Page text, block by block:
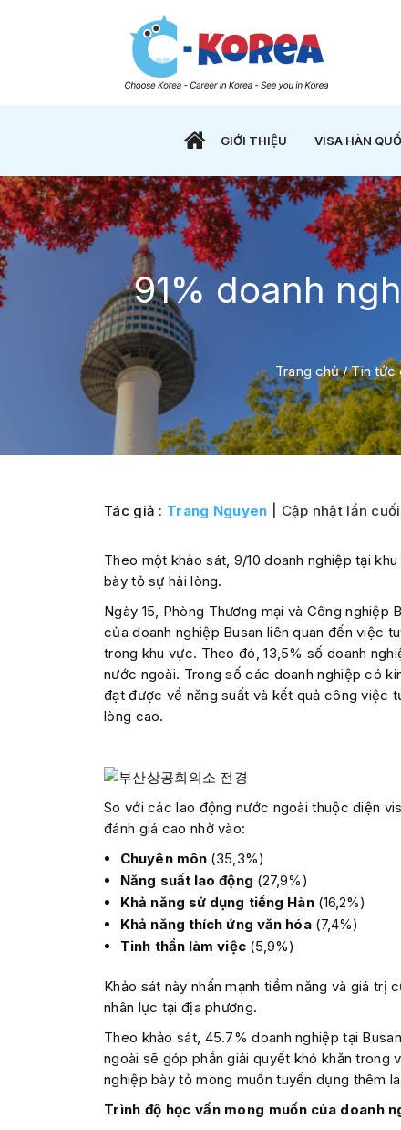
GIỚI THIỆU VISA HÀN
91% doanh
Trang chủ/Tin tức
Tác giả : Trang Nguyen | Cập nhật lần
Theo một khảo sát, 9/10 doanh nghiệp tại
bày tỏ sự hài lòng.
Ngày 15, Phòng Thương mại và Công
của doanh nghiệp Busan liên quan đến việc
trong khu vực. Theo đó, 13,5% số doanh
nước ngoài. Trong số các doanh nghiệp có
đạt được về năng suất và kết quả công việc
lòng cao.
So với các lao động nước ngoài thuộc diện
đánh giá cao nhờ vào:
Chuyên môn (35,3%)
Năng suất lao động (27,9%)
Khả năng sử dụng tiếng Hàn(16,2%)
Khả năng thích ứng văn hóa(7,4%)
Tinh thần làm việc(5,9%)
Khảo sát này nhấn mạnh tiềm năng và giá trị
nhân lực tại địa phương.
Theo khảo sát, 45.7% doanh nghiệp tại
ngoài sẽ góp phần giải quyết khó khăn trong
nghiệp bày tỏ mong muốn tuyển dụng thêm
Trình độ học vấn mong muốn của doanh